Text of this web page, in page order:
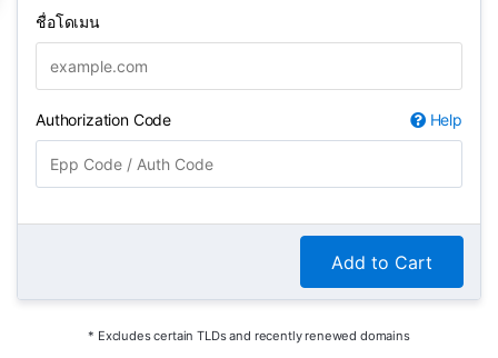
ชื่อโดเมน
Authorization Code Help
Add to Cart
* Excludes certain TLDs and recently renewed domains